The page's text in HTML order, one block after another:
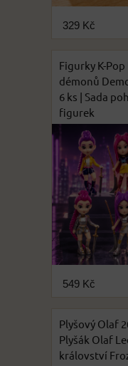
329 Kč
Figurky K-
démonů
6 ks | Sada
figurek
549 Kč
Plyšový Olaf
Plyšák Olaf
království